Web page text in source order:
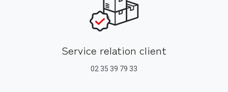
Service relation client
02 35 39 79 33